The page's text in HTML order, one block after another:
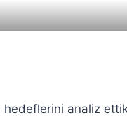
analiz